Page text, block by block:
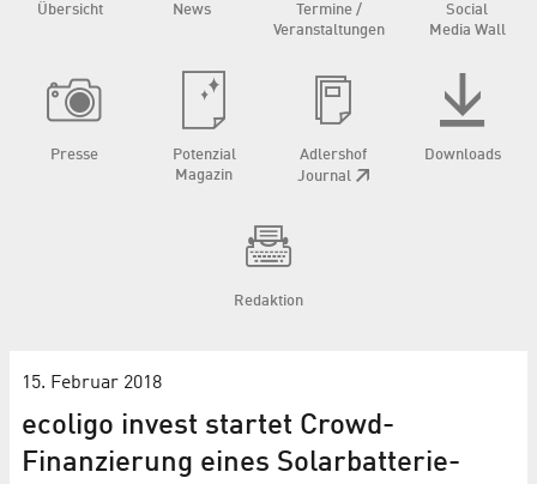
Übersicht News
Termine /
Veranstaltungen
Social
Media Wall
Presse
Potenzial
Magazin
Adlershof
Journal
Downloads
Redaktion
15. Februar 2018
ecoligo invest startet Crowd-
Finanzierung eines Solarbatterie-